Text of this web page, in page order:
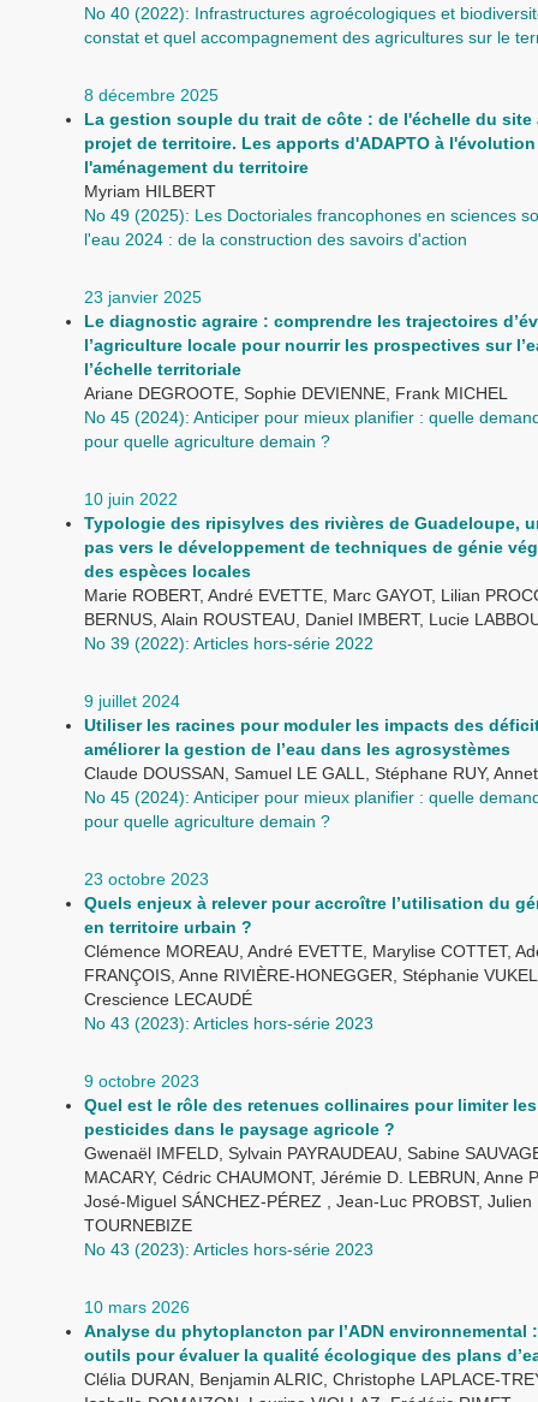
No 40 (2022): Infrastructures agroécologiques et
constat et quel accompagnement des agricultures sur le
8 décembre 2025
La gestion souple du trait de côte : de l'échelle du site
projet de territoire. Les apports d'ADAPTO à
l'aménagement du territoire
Myriam HILBERT
No 49 (2025): Les Doctoriales francophones en sciences
l'eau 2024 : de la construction des savoirs d'action
23 janvier 2025
Le diagnostic agraire : comprendre les trajectoires
l’agriculture locale pour nourrir les prospectives sur
l’échelle territoriale
Ariane DEGROOTE, Sophie DEVIENNE, Frank MICHEL
No 45 (2024): Anticiper pour mieux planifier : quelle
pour quelle agriculture demain ?
10 juin 2022
Typologie des ripisylves des rivières de Guadeloupe,
pas vers le développement de techniques de génie
des espèces locales
Marie ROBERT, André EVETTE, Marc GAYOT, Lilian
BERNUS, Alain ROUSTEAU, Daniel IMBERT, Lucie
No 39 (2022): Articles hors-série 2022
9 juillet 2024
Utiliser les racines pour moduler les impacts des
améliorer la gestion de l’eau dans les agrosystèmes
Claude DOUSSAN, Samuel LE GALL, Stéphane RUY,
No 45 (2024): Anticiper pour mieux planifier : quelle
pour quelle agriculture demain ?
23 octobre 2023
Quels enjeux à relever pour accroître l’utilisation du
en territoire urbain ?
Clémence MOREAU, André EVETTE, Marylise COTTET,
FRANÇOIS, Anne RIVIÈRE-HONEGGER, Stéphanie
Crescience LECAUDÉ
No 43 (2023): Articles hors-série 2023
9 octobre 2023
Quel est le rôle des retenues collinaires pour limiter
pesticides dans le paysage agricole ?
Gwenaël IMFELD, Sylvain PAYRAUDEAU, Sabine
MACARY, Cédric CHAUMONT, Jérémie D. LEBRUN, Anne
José-Miguel SÁNCHEZ-PÉREZ , Jean-Luc PROBST, Julien
TOURNEBIZE
No 43 (2023): Articles hors-série 2023
10 mars 2026
Analyse du phytoplancton par l’ADN environnemental
outils pour évaluer la qualité écologique des plans
Clélia DURAN, Benjamin ALRIC, Christophe LAPLACE-